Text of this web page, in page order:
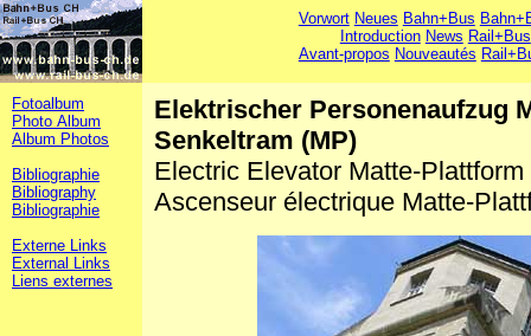
Vorwort Neues Bahn+Bus
Introduction News Rail+Bus
Avant-propos Nouveautés
Fotoalbum
Photo Album
Album Photos
Bibliographie
Bibliography
Bibliographie
Externe Links
External Links
Liens externes
Elektrischer Personenaufzug
Senkeltram (MP)
Electric Elevator Matte-
Ascenseur électrique Matte-